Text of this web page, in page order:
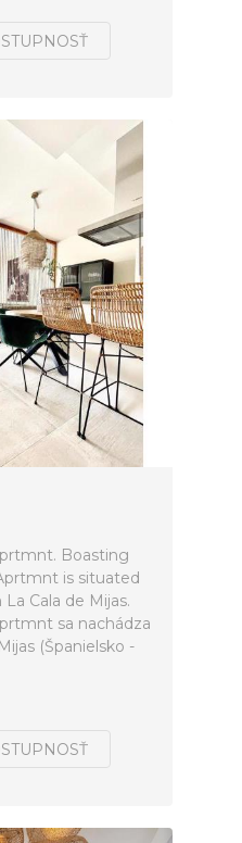
Boasting
is situated
Cala de Mijas.
sa nachádza
(Španielsko -